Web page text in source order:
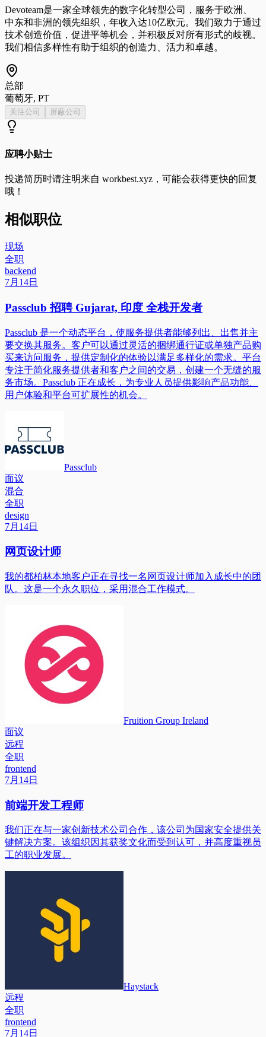
Devoteam是一家全球领先的数字化转型公司，服务于欧洲、
中东和非洲的领先组织，年收入达10亿欧元。我们致力于通过
技术创造价值，促进平等机会，并积极反对所有形式的歧视。
我们相信多样性有助于组织的创造力、活力和卓越。
总部
葡萄牙, PT
关注公司 屏蔽公司
应聘小贴士
投递简历时请注明来自 workbest.xyz ，可能会获得更快的回复
哦！
相似职位
现场
全职
backend
7月14日
Passclub 招聘 Gujarat, 印度 全栈开发者
Passclub 是一个动态平台，使服务提供者能够列出、出售并主
要交换其服务。客户可以通过灵活的捆绑通行证或单独产品购
买来访问服务，提供定制化的体验以满足多样化的需求。平台
专注于简化服务提供者和客户之间的交易，创建一个无缝的服
务市场。Passclub 正在成长，为专业人员提供影响产品功能、
用户体验和平台可扩展性的机会。
Passclub
面议
混合
全职
design
7月14日
网页设计师
我的都柏林本地客户正在寻找一名网页设计师加入成长中的团
队。这是一个永久职位，采用混合工作模式。
Fruition Group Ireland
面议
远程
全职
frontend
7月14日
前端开发工程师
我们正在与一家创新技术公司合作，该公司为国家安全提供关
键解决方案。该组织因其获奖文化而受到认可，并高度重视员
工的职业发展。
Haystack
远程
全职
frontend
7月14日